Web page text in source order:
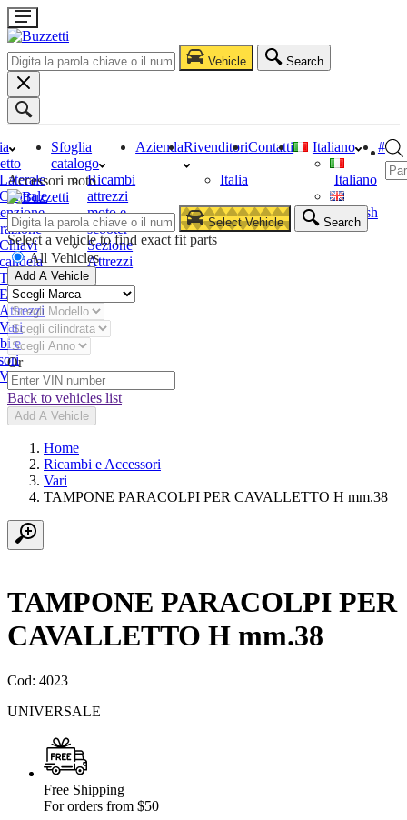
Vehicle Search
Laterale
Centrale
Chiavi
candela
Tester
Estrattori
Attrezzi
Vari
e
Vari
Sfoglia
catalogo
Ricambi
attrezzi
moto e
scooter
Sezione
Attrezzi
AziendaRivenditori
Italia
Contatti Italiano
Italiano
English
#
Accessori moto
Select Vehicle Search
Select a vehicle to find exact fit parts
All Vehicles
Add A Vehicle
Or
Back to vehicles list
Add A Vehicle
Home
Ricambi e Accessori
Vari
TAMPONE PARACOLPI PER CAVALLETTO H mm.38
TAMPONE PARACOLPI PER
CAVALLETTO H mm.38
Cod: 4023
UNIVERSALE
Free Shipping
For orders from $50